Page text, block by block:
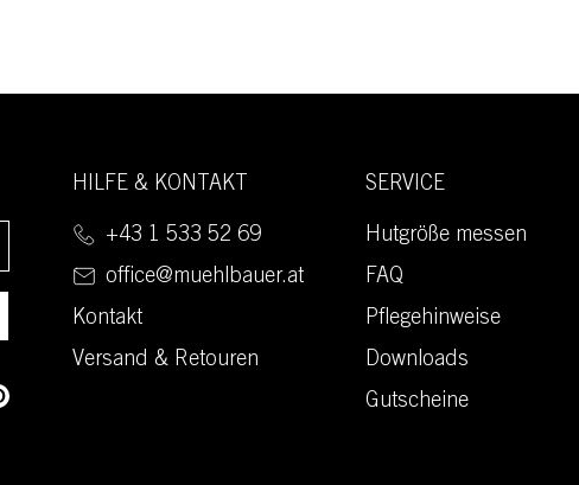
HILFE & KONTAKT
+43 1 533 52 69
office@muehlbauer.at
Kontakt
Versand & Retouren
SERVICE
Hutgröße messen
FAQ
Pflegehinweise
Downloads
Gutscheine